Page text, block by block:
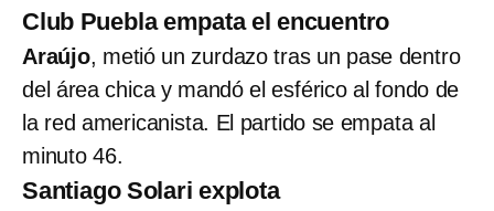
Club Puebla empata el encuentro
Araújo, metió un zurdazo tras un pase dentro
del área chica y mandó el esférico al fondo de
la red americanista. El partido se empata al
minuto 46.
Santiago Solari explota